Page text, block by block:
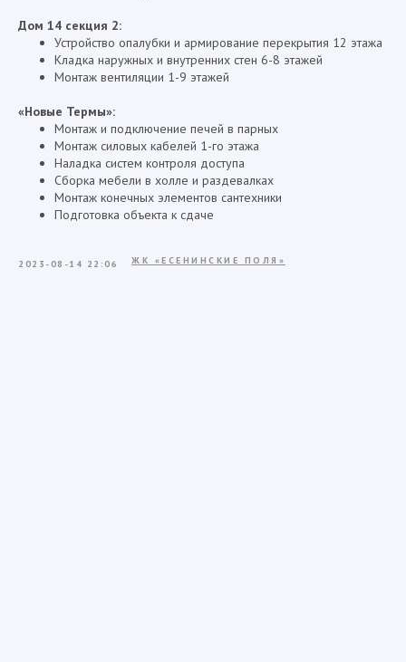
Дом 14 секция 2:
Устройство опалубки и армирование перекрытия 12 этажа
Кладка наружных и внутренних стен 6-8 этажей
Монтаж вентиляции 1-9 этажей
«Новые Термы»:
Монтаж и подключение печей в парных
Монтаж силовых кабелей 1-го этажа
Наладка систем контроля доступа
Сборка мебели в холле и раздевалках
Монтаж конечных элементов сантехники
Подготовка объекта к сдаче
2023-08-14 22:06 ЖК «ЕСЕНИНСКИЕ ПОЛЯ»